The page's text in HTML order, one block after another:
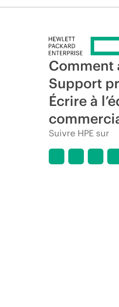
Comment
Support
Écrire à
Suivre HPE sur